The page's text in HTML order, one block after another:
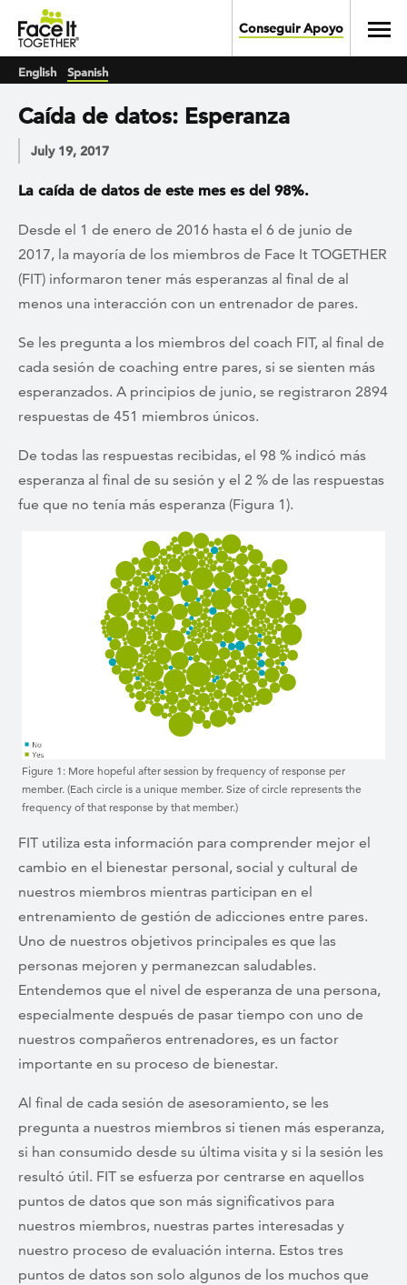
Skip to main content
Conseguir Apoyo
English Spanish
Caída de datos: Esperanza
July 19, 2017
La caída de datos de este mes es del 98%.
Desde el 1 de enero de 2016 hasta el 6 de junio de
2017, la mayoría de los miembros de Face It TOGETHER
(FIT) informaron tener más esperanzas al final de al
menos una interacción con un entrenador de pares.
Se les pregunta a los miembros del coach FIT, al final de
cada sesión de coaching entre pares, si se sienten más
esperanzados. A principios de junio, se registraron 2894
respuestas de 451 miembros únicos.
De todas las respuestas recibidas, el 98 % indicó más
esperanza al final de su sesión y el 2 % de las respuestas
fue que no tenía más esperanza (Figura 1).
Figure 1: More hopeful after session by frequency of response per
member. (Each circle is a unique member. Size of circle represents the
frequency of that response by that member.)
FIT utiliza esta información para comprender mejor el
cambio en el bienestar personal, social y cultural de
nuestros miembros mientras participan en el
entrenamiento de gestión de adicciones entre pares.
Uno de nuestros objetivos principales es que las
personas mejoren y permanezcan saludables.
Entendemos que el nivel de esperanza de una persona,
especialmente después de pasar tiempo con uno de
nuestros compañeros entrenadores, es un factor
importante en su proceso de bienestar.
Al final de cada sesión de asesoramiento, se les
pregunta a nuestros miembros si tienen más esperanza,
si han consumido desde su última visita y si la sesión les
resultó útil. FIT se esfuerza por centrarse en aquellos
puntos de datos que son más significativos para
nuestros miembros, nuestras partes interesadas y
nuestro proceso de evaluación interna. Estos tres
puntos de datos son solo algunos de los muchos que